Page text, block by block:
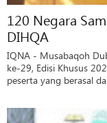
120 Negara
DIHQA
IQNA - Musabaqoh
ke-29, Edisi Khusus
peserta yang berasal